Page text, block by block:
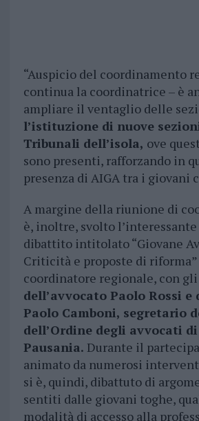
“Auspicio del coordinamento
continua la coordinatrice – è
ampliare il ventaglio delle
l’istituzione di nuove
Tribunali dell’isola, ove
sono presenti, rafforzando in
presenza di AIGA tra i giovani
A margine della riunione di
è, inoltre, svolto
dibattito intitolato “Giovane
Criticità e proposte di
coordinatore regionale, con
dell’avvocato Paolo Rossi e
Paolo Camboni, segretario
dell’Ordine degli avvocati
Pausania. Durante il
animato da numerosi
si è, quindi, dibattuto di
sentiti dalle giovani toghe,
modalità di accesso alla